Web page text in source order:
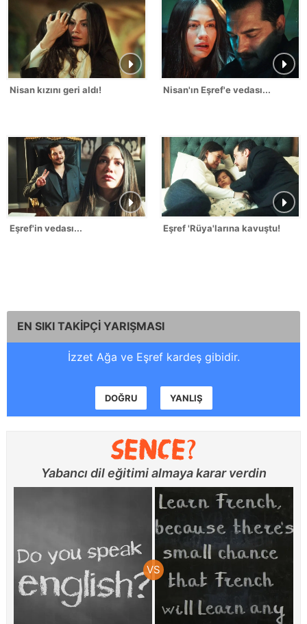
Nisan kızını geri aldı! Nisan'ın Eşref'e vedası...
Eşref'in vedası... Eşref 'Rüya'larına kavuştu!
EN SIKI TAKİPÇİ YARIŞMASI
İzzet Ağa ve Eşref kardeş gibidir.
DOĞRU YANLIŞ
Yabancı dil eğitimi almaya karar verdin